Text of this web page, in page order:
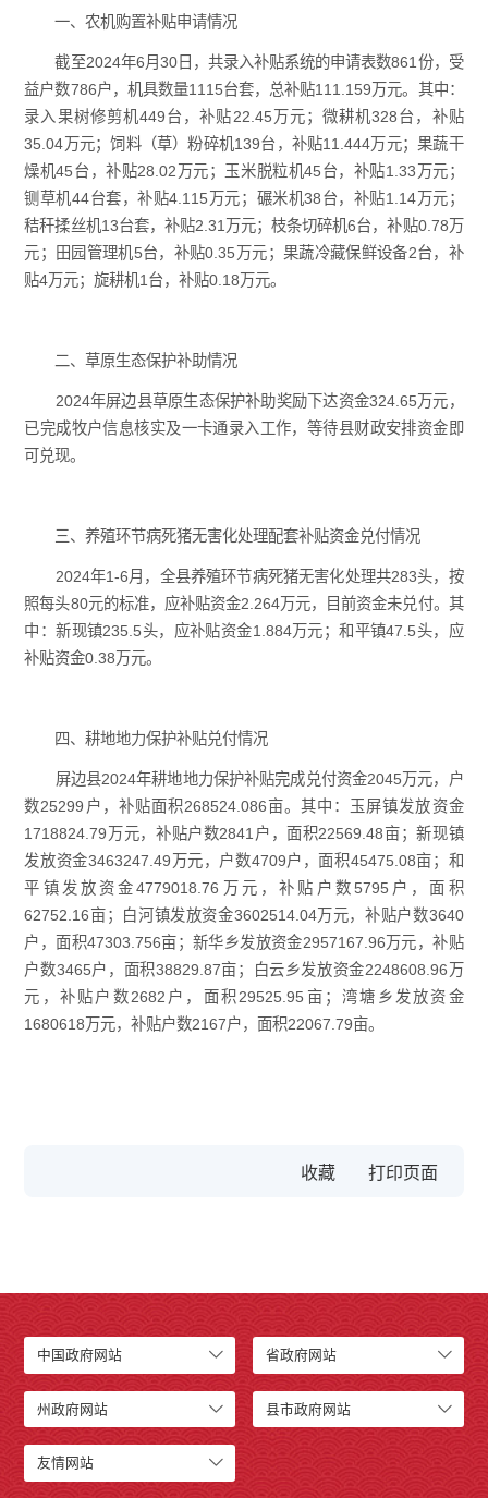
一、农机购置补贴申请情况
截至2024年6月30日，共录入补贴系统的申请表数861份，受
益户数786户，机具数量1115台套，总补贴111.159万元。其中：
录入果树修剪机449台，补贴22.45万元；微耕机328台，补贴
35.04万元；饲料（草）粉碎机139台，补贴11.444万元；果蔬干
燥机45台，补贴28.02万元；玉米脱粒机45台，补贴1.33万元；
铡草机44台套，补贴4.115万元；碾米机38台，补贴1.14万元；
秸秆揉丝机13台套，补贴2.31万元；枝条切碎机6台，补贴0.78万
元；田园管理机5台，补贴0.35万元；果蔬冷藏保鲜设备2台，补
贴4万元；旋耕机1台，补贴0.18万元。
二、草原生态保护补助情况
2024年屏边县草原生态保护补助奖励下达资金324.65万元，
已完成牧户信息核实及一卡通录入工作，等待县财政安排资金即
可兑现。
三、养殖环节病死猪无害化处理配套补贴资金兑付情况
2024年1-6月，全县养殖环节病死猪无害化处理共283头，按
照每头80元的标准，应补贴资金2.264万元，目前资金未兑付。其
中：新现镇235.5头，应补贴资金1.884万元；和平镇47.5头，应
补贴资金0.38万元。
四、耕地地力保护补贴兑付情况
屏边县2024年耕地地力保护补贴完成兑付资金2045万元，户
数25299户，补贴面积268524.086亩。其中：玉屏镇发放资金
1718824.79万元，补贴户数2841户，面积22569.48亩；新现镇
发放资金3463247.49万元，户数4709户，面积45475.08亩；和
平镇发放资金4779018.76万元，补贴户数5795户，面积
62752.16亩；白河镇发放资金3602514.04万元，补贴户数3640
户，面积47303.756亩；新华乡发放资金2957167.96万元，补贴
户数3465户，面积38829.87亩；白云乡发放资金2248608.96万
元，补贴户数2682户，面积29525.95亩；湾塘乡发放资金
1680618万元，补贴户数2167户，面积22067.79亩。
收藏
中国政府网站 省政府网站
州政府网站 县市政府网站
友情网站